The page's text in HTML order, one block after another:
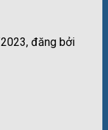
đăng bởi